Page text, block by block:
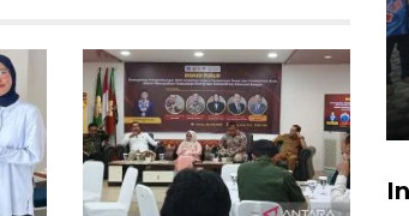
peralihan RSUD Cut
Juli 2026 20:28